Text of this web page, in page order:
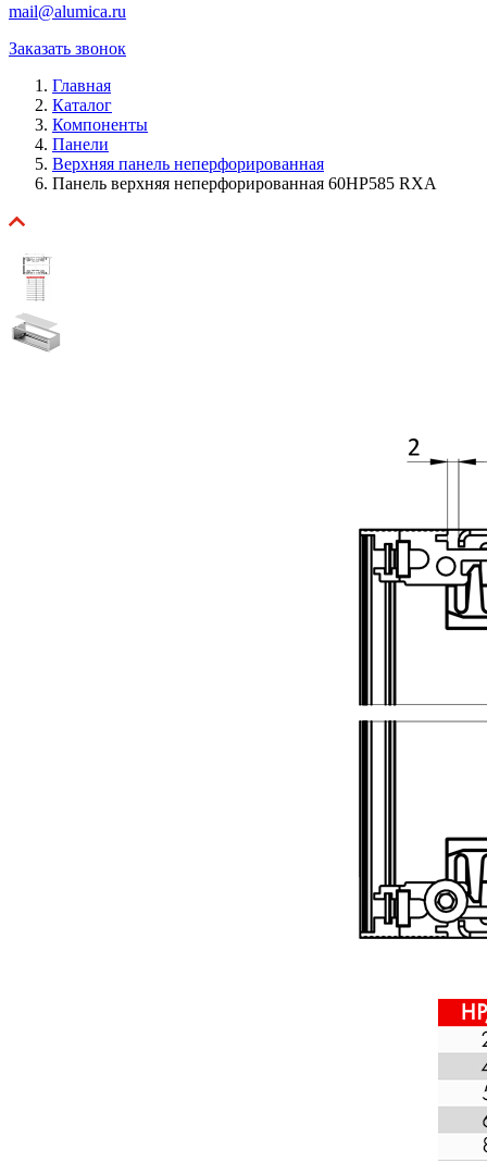
mail@alumica.ru
Заказать звонок
Главная
Каталог
Компоненты
Панели
Верхняя панель неперфорированная
Панель верхняя неперфорированная 60HP585 RXA